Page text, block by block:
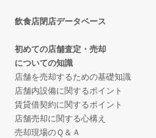
飲食店閉店データベース
初めての店舗査定・売却
についての知識
店舗を売却するための基礎知識
店舗内設備に関するポイント
賃貸借契約に関するポイント
店舗売却に関する心構え
売却現場のＱ＆Ａ